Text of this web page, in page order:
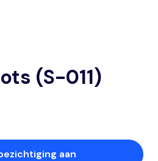
(S-011)
aan